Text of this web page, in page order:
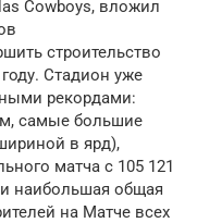
Cowboys, вложил
строительство
Стадион уже
рекордами:
самые большие
в ярд),
матча с 105 121
наибольшая общая
на Матче всех